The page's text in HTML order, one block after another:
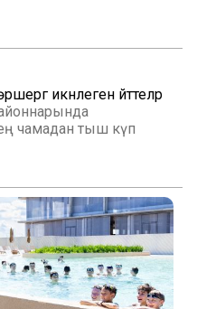
икәнлеген әйттеләр
чамадан тыш күп